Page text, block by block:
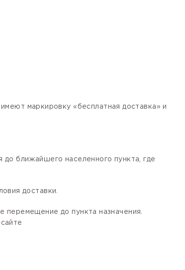
маркировку «бесплатная доставка» и
до ближайшего населенного пункта, где
доставки.
до пункта назначения.